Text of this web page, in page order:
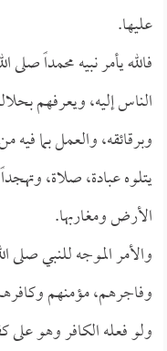
عليها.
فالله يأمر نبيه محمداً
الناس إليه، ويعرفهم
وبرقائقه، والعمل بما
يتلوه عبادة، صلاة،
الأرض ومغاربها.
والأمر الموجه للنبي صلى
وفاجرهم، مؤمنهم
ولو فعله الكافر وهو على